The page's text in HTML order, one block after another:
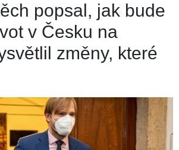
popsal, jak bude
v Česku na
změny, které